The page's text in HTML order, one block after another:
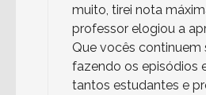
muito, tirei nota
professor elogiou a
Que vocês continuem
fazendo os episódios
tantos estudantes e